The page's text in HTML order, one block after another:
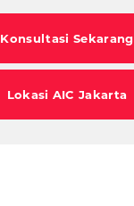
Konsultasi Sekarang
Lokasi AIC Jakarta